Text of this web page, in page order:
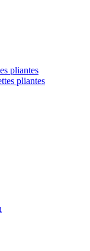
pliantes
pliantes